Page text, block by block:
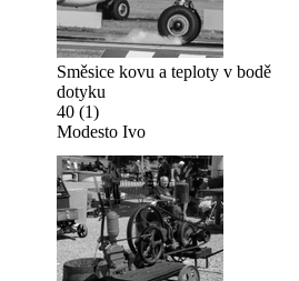
Směsice kovu a teploty v bodě
dotyku
40 (1)
Modesto Ivo